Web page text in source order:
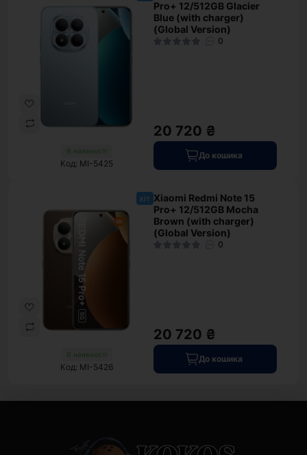
В наявності
Код: MI-5425
Pro+ 12/512GB Glacier
Blue (with charger)
(Global Version)
0
20 720 ₴
До кошика
хіт
В наявності
Код: MI-5426
Xiaomi Redmi Note 15
Pro+ 12/512GB Mocha
Brown (with charger)
(Global Version)
0
20 720 ₴
До кошика